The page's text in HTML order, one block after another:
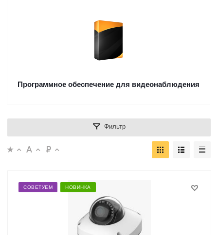
Программное обеспечение для видеонаблюдения
Фильтр
СОВЕТУЕМ НОВИНКА